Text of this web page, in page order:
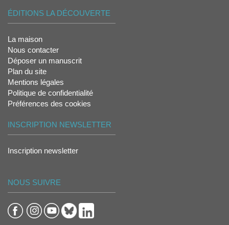
ÉDITIONS LA DÉCOUVERTE
La maison
Nous contacter
Déposer un manuscrit
Plan du site
Mentions légales
Politique de confidentialité
Préférences des cookies
INSCRIPTION NEWSLETTER
Inscription newsletter
NOUS SUIVRE